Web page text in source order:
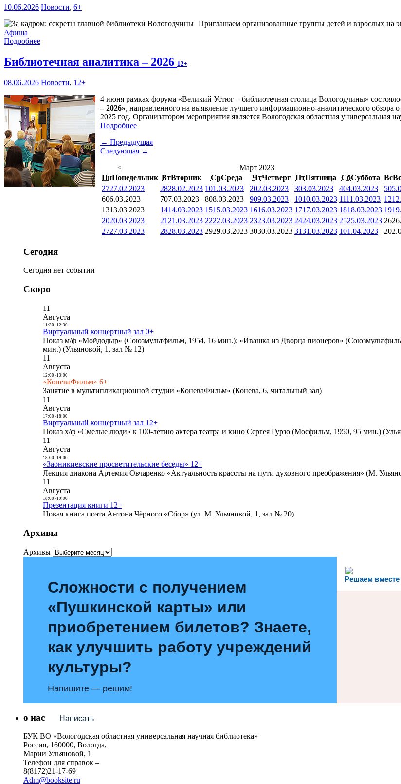
10.06.2026 Новости, 6+
Приглашаем организованные группы детей и взрослых на
Афиша
Подробнее
Библиотечная аналитика – 2026 12+
08.06.2026 Новости, 12+
4 июня рамках форума «Великий Устюг – библиотечная столица Вологодчины»
– 2026», направленного на выявление лучшего информационно-аналитического обзора
2025 год. Организатором мероприятия является Вологодская областная универсальная
Подробнее
← Предыдущая
Следующая →
<
Март 2023
ПнПонедельник ВтВторник СрСреда ЧтЧетверг ПтПятница СбСуббота Вс
2727.02.2023 2828.02.2023 101.03.2023 202.03.2023 303.03.2023 404.03.2023 5
606.03.2023 707.03.2023 808.03.2023 909.03.2023 1010.03.2023 1111.03.2023 12
1313.03.2023 1414.03.2023 1515.03.2023 1616.03.2023 1717.03.2023 1818.03.2023 19
2020.03.2023 21 21.03.2023 2222.03.2023 2323.03.2023 2424.03.2023 2525.03.2023 26
2727.03.2023 2828.03.2023 2929.03.2023 3030.03.2023 3131.03.2023 101.04.2023 2
Сегодня
Сегодня нет событий
Скоро
11
Августа
11:30- 12:30
Виртуальный концертный зал 0+
Показ м/ф «Мойдодыр» (Союзмультфильм, 1954, 16 мин.); «Ивашка из Дворца пионеров»
мин.) (Ульяновой, 1, зал № 12)
11
Августа
12:00- 13:00
«КоневаФильм» 6+
Занятие в мультипликационной студии «КоневаФильм» (Конева, 6, читальный зал)
11
Августа
17:00- 18:00
Виртуальный концертный зал 12+
Показ х/ф «Смелые люди» к 100-летию актера театра и кино Сергея Гурзо (Мосфильм, 1950, 95 мин.)
11
Августа
18:00- 19:00
«Заоникиевские просветительские беседы» 12+
Лекция диакона Артемия Овчаренко «Актуальность красоты на пути духовного преображения» (М.
11
Августа
18:00- 19:00
Презентация книги 12+
Новая книга поэта Антона Чёрного «Сбор» (ул. М. Ульяновой, 1, зал № 20)
Архивы
Архивы
Решаем вместе
Сложности с получением
«Пушкинской карты» или
приобретением билетов? Знаете,
как улучшить работу учреждений
культуры?
Напишите — решим!
Написать
о нас
БУК ВО «Вологодская областная универсальная научная библиотека»
Россия, 160000, Вологда,
Марии Ульяновой, 1
Телефон для справок –
8(8172)21-17-69
Adm@booksite.ru